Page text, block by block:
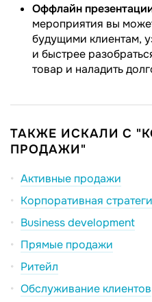
Оффлайн
мероприятия вы
будущими клиентам,
и быстрее
товар и наладить
ТАКЖЕ ИСКАЛИ С
ПРОДАЖИ"
Активные продажи
Корпоративная
Business development
Прямые продажи
Ритейл
Обслуживание клиентов